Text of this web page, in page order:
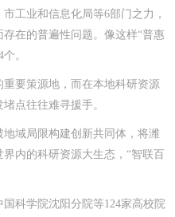
工业和信息化局等6部门之力，
在的普遍性问题。像这样“普惠
。
要策源地，而在本地科研资源
点往往难寻援手。
域局限构建创新共同体，将潍
内的科研资源大生态，“智联百
科学院沈阳分院等124家高校院